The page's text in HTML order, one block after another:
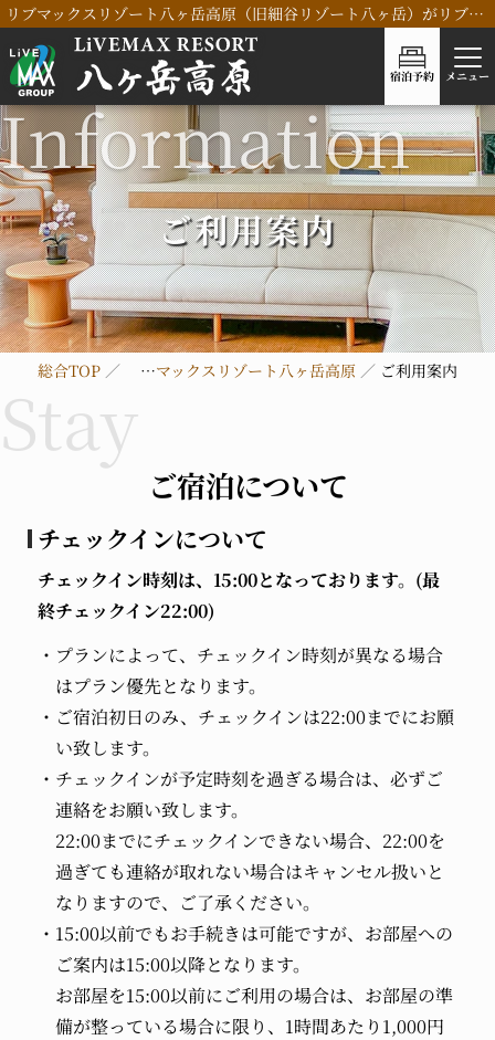
リブマックスリゾート八ヶ岳高原（旧細谷リゾート八ヶ岳）がリブランドOPEN！
宿泊予約 メニュー
ご利用案内
総合TOP リブマックスリゾート八ヶ岳高原 ご利用案内
ご宿泊について
チェックインについて
チェックイン時刻は、15:00となっております。(最
終チェックイン22:00)
プランによって、チェックイン時刻が異なる場合
はプラン優先となります。
ご宿泊初日のみ、チェックインは22:00までにお願
い致します。
チェックインが予定時刻を過ぎる場合は、必ずご
連絡をお願い致します。
22:00までにチェックインできない場合、22:00を
過ぎても連絡が取れない場合はキャンセル扱いと
なりますので、ご了承ください。
15:00以前でもお手続きは可能ですが、お部屋への
ご案内は15:00以降となります。
お部屋を15:00以前にご利用の場合は、お部屋の準
備が整っている場合に限り、1時間あたり1,000円